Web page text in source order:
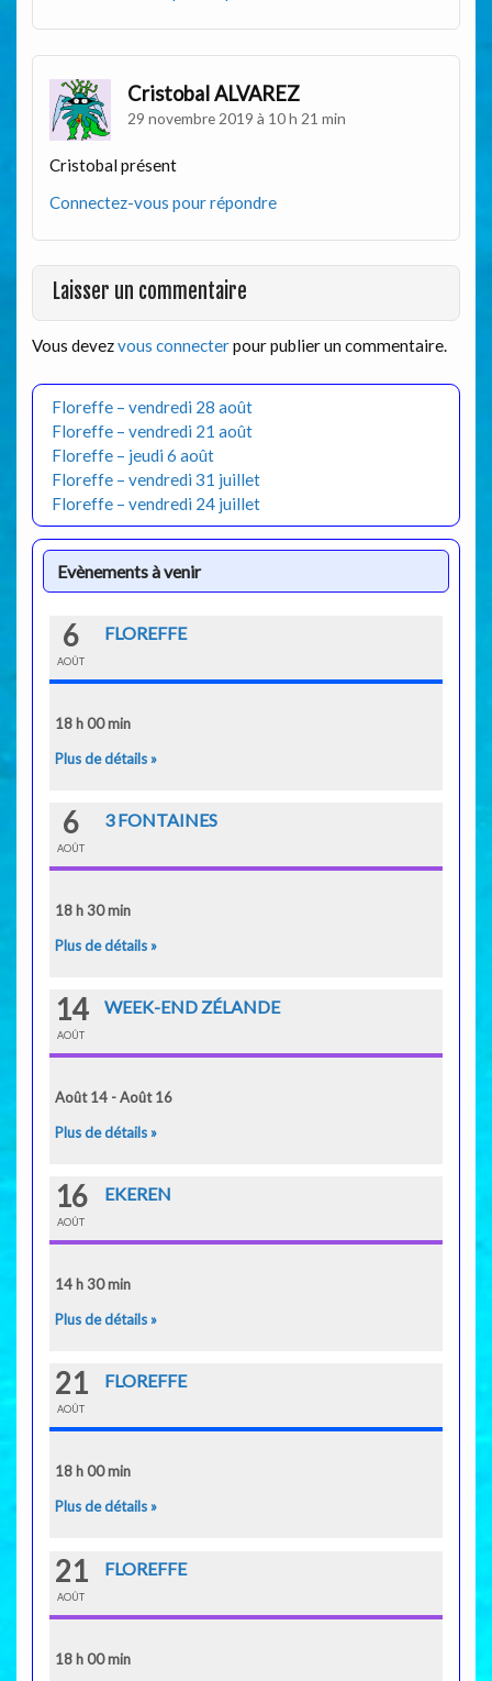
Cristobal ALVAREZ
29 novembre 2019 à 10 h 21 min
Cristobal présent
Connectez-vous pour répondre
Laisser un commentaire
Vous devezvous connecterpour publier un commentaire.
Floreffe – vendredi 28 août
Floreffe – vendredi 21 août
Floreffe – jeudi 6 août
Floreffe – vendredi 31 juillet
Floreffe – vendredi 24 juillet
Evènements à venir
6
AOÛT
FLOREFFE
18 h 00 min
Plus de détails »
6
AOÛT
3 FONTAINES
18 h 30 min
Plus de détails »
14
AOÛT
WEEK-END ZÉLANDE
Août 14 - Août 16
Plus de détails »
16
AOÛT
EKEREN
14 h 30 min
Plus de détails »
21
AOÛT
FLOREFFE
18 h 00 min
Plus de détails »
21
AOÛT
FLOREFFE
18 h 00 min